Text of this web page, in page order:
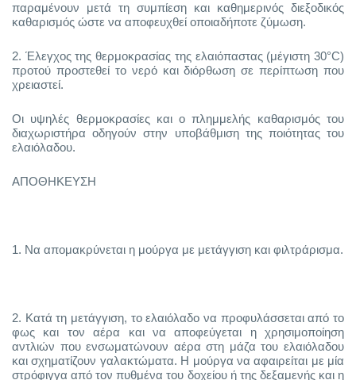
παραμένουν μετά τη συμπίεση και καθημερινός διεξοδικός
καθαρισμός ώστε να αποφευχθεί οποιαδήποτε ζύμωση.
2. Έλεγχος της θερμοκρασίας της ελαιόπαστας (μέγιστη 30°C)
προτού προστεθεί το νερό και διόρθωση σε περίπτωση που
χρειαστεί.
Οι υψηλές θερμοκρασίες και ο πλημμελής καθαρισμός του
διαχωριστήρα οδηγούν στην υποβάθμιση της ποιότητας του
ελαιόλαδου.
ΑΠΟΘΗΚΕΥΣΗ
1. Να απομακρύνεται η μούργα με μετάγγιση και φιλτράρισμα.
2. Κατά τη μετάγγιση, το ελαιόλαδο να προφυλάσσεται από το
φως και τον αέρα και να αποφεύγεται η χρησιμοποίηση
αντλιών που ενσωματώνουν αέρα στη μάζα του ελαιόλαδου
και σχηματίζουν γαλακτώματα. Η μούργα να αφαιρείται με μία
στρόφιγγα από τον πυθμένα του δοχείου ή της δεξαμενής και η